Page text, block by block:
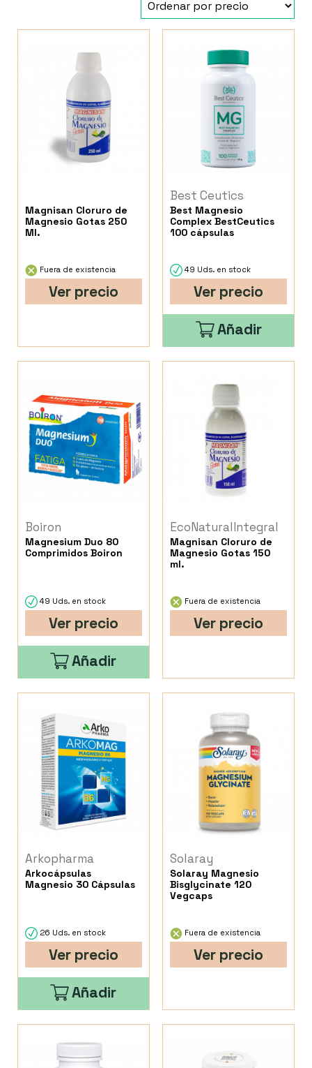
Magnisan Cloruro de
Magnesio Gotas 250
Ml.
Fuera de existencia
Ver precio
Best Ceutics
Best Magnesio
Complex BestCeutics
100 cápsulas
49 Uds. en stock
Ver precio
Añadir
Boiron
Magnesium Duo 80
Comprimidos Boiron
49 Uds. en stock
Ver precio
Añadir
EcoNaturalIntegral
Magnisan Cloruro de
Magnesio Gotas 150
ml.
Fuera de existencia
Ver precio
Arkopharma
Arkocápsulas
Magnesio 30 Cápsulas
26 Uds. en stock
Ver precio
Añadir
Solaray
Solaray Magnesio
Bisglycinate 120
Vegcaps
Fuera de existencia
Ver precio